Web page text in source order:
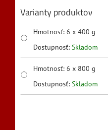
Varianty produktov
Hmotnosť: 6 x 400 g
Dostupnosť: Skladom
Hmotnosť: 6 x 800 g
Dostupnosť: Skladom